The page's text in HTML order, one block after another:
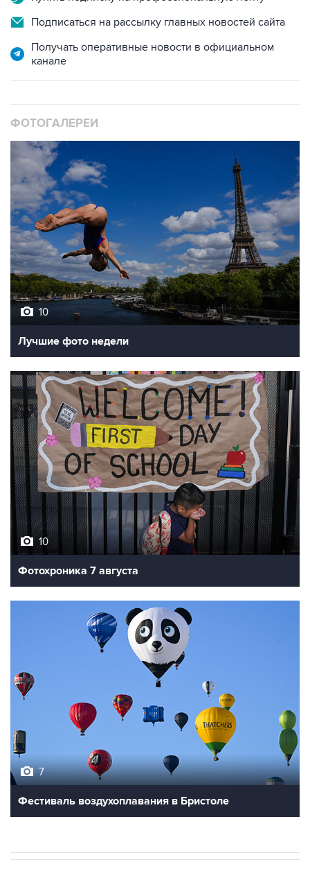
Подписаться на рассылку главных новостей сайта
Получать оперативные новости в официальном
канале
ФОТОГАЛЕРЕИ
10
Лучшие фото недели
10
Фотохроника 7 августа
7
Фестиваль воздухоплавания в Бристоле